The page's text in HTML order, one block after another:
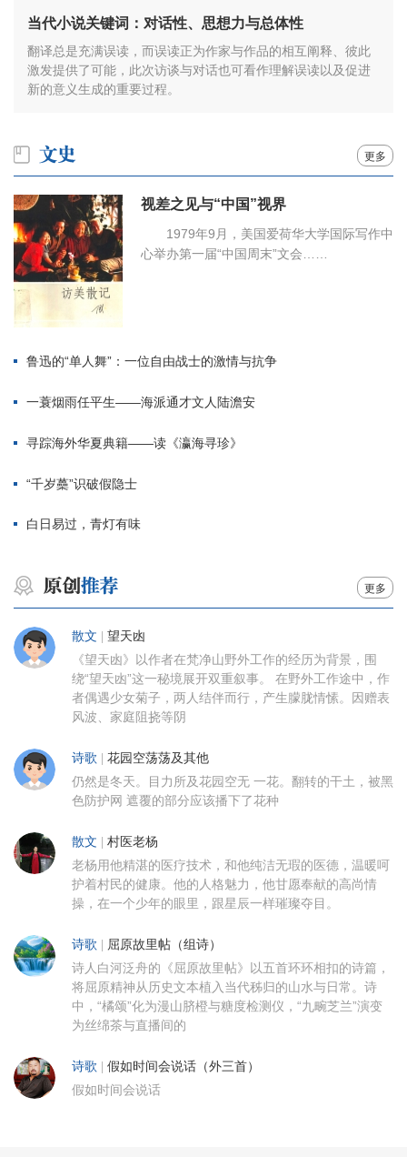
当代小说关键词：对话性、思想力与总体性
翻译总是充满误读，而误读正为作家与作品的相互阐释、彼此
激发提供了可能，此次访谈与对话也可看作理解误读以及促进
新的意义生成的重要过程。
更多
视差之见与“中国”视界
1979年9月，美国爱荷华大学国际写作中
心举办第一届“中国周末”文会……
鲁迅的“单人舞”：一位自由战士的激情与抗争
一蓑烟雨任平生——海派通才文人陆澹安
寻踪海外华夏典籍——读《瀛海寻珍》
“千岁蘽”识破假隐士
白日易过，青灯有味
更多
散文 | 望天凼
《望天凼》以作者在梵净山野外工作的经历为背景，围
绕“望天凼”这一秘境展开双重叙事。 在野外工作途中，作
者偶遇少女菊子，两人结伴而行，产生朦胧情愫。因赠表
风波、家庭阻挠等阴
诗歌 | 花园空荡荡及其他
仍然是冬天。目力所及花园空无 一花。翻转的干土，被黑
色防护网 遮覆的部分应该播下了花种
散文 | 村医老杨
老杨用他精湛的医疗技术，和他纯洁无瑕的医德，温暖呵
护着村民的健康。他的人格魅力，他甘愿奉献的高尚情
操，在一个少年的眼里，跟星辰一样璀璨夺目。
诗歌 | 屈原故里帖（组诗）
诗人白河泛舟的《屈原故里帖》以五首环环相扣的诗篇，
将屈原精神从历史文本植入当代秭归的山水与日常。诗
中，“橘颂”化为漫山脐橙与糖度检测仪，“九畹芝兰”演变
为丝绵茶与直播间的
诗歌 | 假如时间会说话（外三首）
假如时间会说话